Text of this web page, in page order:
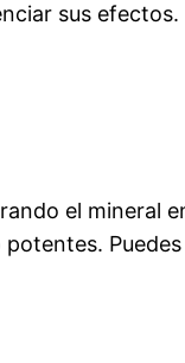
sus efectos.
el mineral